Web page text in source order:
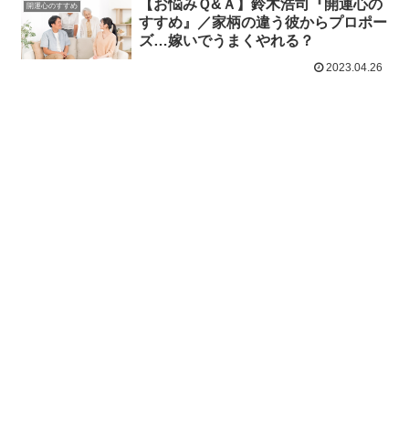
開運心のすすめ
【お悩みＱ&Ａ】鈴木浩司『開運心の
すすめ』／家柄の違う彼からプロポー
ズ…嫁いでうまくやれる？
2023.04.26